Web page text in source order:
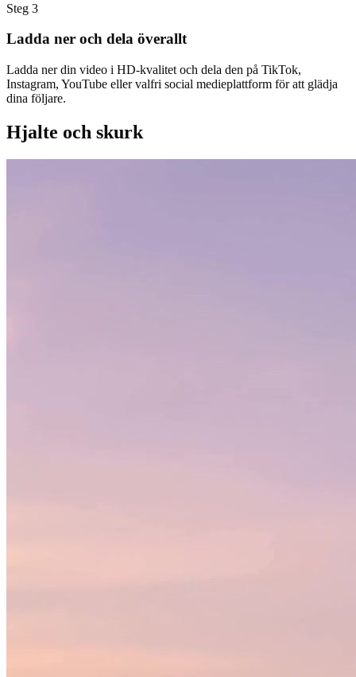
Steg 3
Ladda ner och dela överallt
Ladda ner din video i HD-kvalitet och dela den på TikTok,
Instagram, YouTube eller valfri social medieplattform för att glädja
dina följare.
Hjalte och skurk